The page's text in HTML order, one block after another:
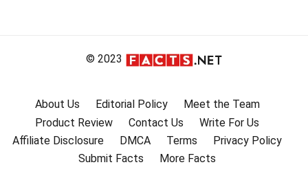
© 2023
About Us Editorial Policy
Meet the Team
Product Review
Contact Us
Write For Us
Affiliate Disclosure
DMCA Terms
Privacy Policy
Submit Facts
More Facts